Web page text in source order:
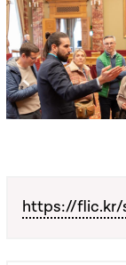
Open image in
https://flic.kr/